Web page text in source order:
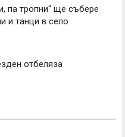
па тропни“ ще събере
и танци в село
отбеляза